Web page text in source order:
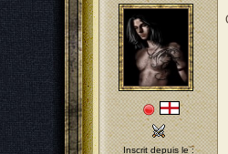
Inscrit depuis le :